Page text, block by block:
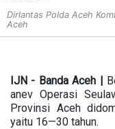
Dirlantas Polda Aceh
Aceh
IJN - Banda Aceh |
anev Operasi
Provinsi Aceh
yaitu 16—30 tahun.